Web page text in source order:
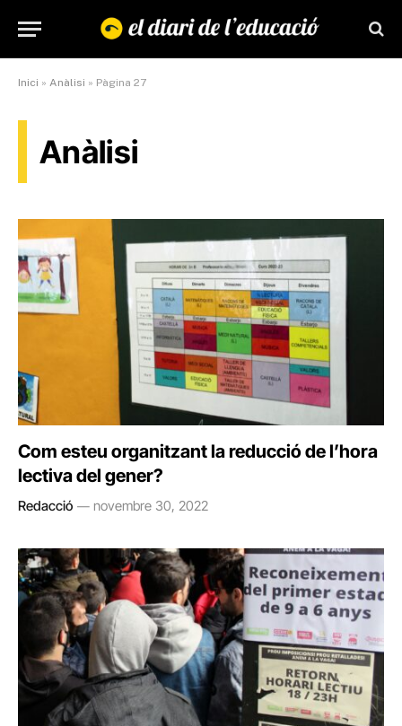
Inici » Anàlisi » Pàgina 27
Anàlisi
Com esteu organitzant la reducció de l’hora
lectiva del gener?
Redacció novembre 30, 2022